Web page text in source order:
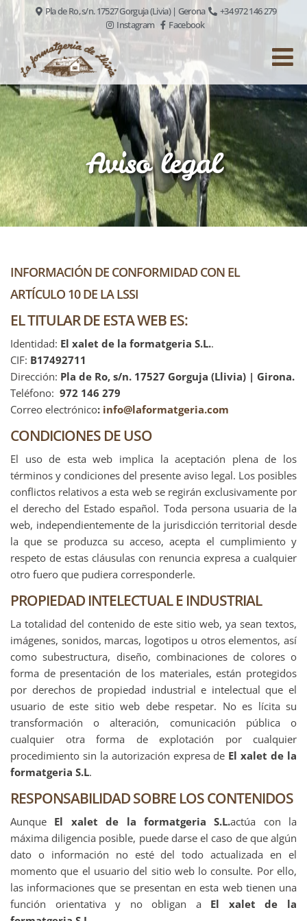
Pla de Ro, s/n. 17527 Gorguja (Livia) | Gerona
+34 972 146 279
Instagram
Facebook
Aviso legal
INFORMACIÓN DE CONFORMIDAD CON EL
ARTÍCULO 10 DE LA LSSI
EL TITULAR DE ESTA WEB ES:
Identidad: El xalet de la formatgeria S.L..
CIF: B17492711
Dirección: Pla de Ro, s/n. 17527 Gorguja (Llivia) | Girona.
Teléfono: 972 146 279
Correo electrónico: info@laformatgeria.com
CONDICIONES DE USO
El uso de esta web implica la aceptación plena de los
términos y condiciones del presente aviso legal. Los posibles
conflictos relativos a esta web se regirán exclusivamente por
el derecho del Estado español. Toda persona usuaria de la
web, independientemente de la jurisdicción territorial desde
la que se produzca su acceso, acepta el cumplimiento y
respeto de estas cláusulas con renuncia expresa a cualquier
otro fuero que pudiera corresponderle.
PROPIEDAD INTELECTUAL E INDUSTRIAL
La totalidad del contenido de este sitio web, ya sean textos,
imágenes, sonidos, marcas, logotipos u otros elementos, así
como subestructura, diseño, combinaciones de colores o
forma de presentación de los materiales, están protegidos
por derechos de propiedad industrial e intelectual que el
usuario de este sitio web debe respetar. No es lícita su
transformación o alteración, comunicación pública o
cualquier otra forma de explotación por cualquier
procedimiento sin la autorización expresa de El xalet de la
formatgeria S.L.
RESPONSABILIDAD SOBRE LOS CONTENIDOS
Aunque El xalet de la formatgeria S.L.actúa con la
máxima diligencia posible, puede darse el caso de que algún
dato o información no esté del todo actualizada en el
momento que el usuario del sitio web lo consulte. Por ello,
las informaciones que se presentan en esta web tienen una
función orientativa y no obligan a El xalet de la